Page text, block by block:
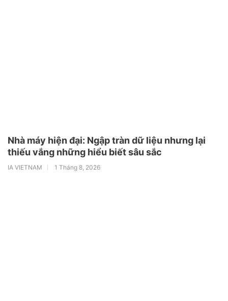
Nhà máy hiện đại: Ngập tràn dữ liệu nhưng lại
thiếu vắng những hiểu biết sâu sắc
IA VIETNAM 1 Tháng 8, 2026